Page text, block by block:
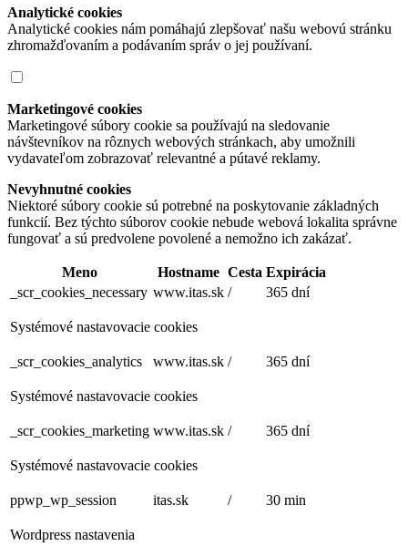
Analytické cookies
Analytické cookies nám pomáhajú zlepšovať našu webovú stránku
zhromažďovaním a podávaním správ o jej používaní.
Marketingové cookies
Marketingové súbory cookie sa používajú na sledovanie
návštevníkov na rôznych webových stránkach, aby umožnili
vydavateľom zobrazovať relevantné a pútavé reklamy.
Nevyhnutné cookies
Niektoré súbory cookie sú potrebné na poskytovanie základných
funkcií. Bez týchto súborov cookie nebude webová lokalita správne
fungovať a sú predvolene povolené a nemožno ich zakázať.
Meno Hostname Cesta Expirácia
_scr_cookies_necessary www.itas.sk / 365 dní
Systémové nastavovacie cookies
_scr_cookies_analytics www.itas.sk / 365 dní
Systémové nastavovacie cookies
_scr_cookies_marketing www.itas.sk / 365 dní
Systémové nastavovacie cookies
ppwp_wp_session itas.sk / 30 min
Wordpress nastavenia